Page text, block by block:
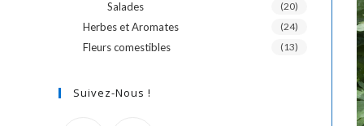
Salades (20)
Herbes et Aromates (24)
Fleurs comestibles (13)
Suivez-Nous !